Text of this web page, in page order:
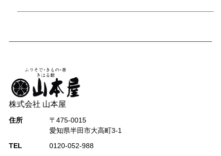
株式会社 山本屋
住所
〒475-0015
愛知県半田市大高町3-1
TEL
0120-052-988